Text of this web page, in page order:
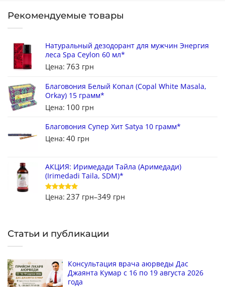
Рекомендуемые товары
Натуральный дезодорант для мужчин Энергия
леса Spa Ceylon 60 мл*
Цена: 763 грн
Благовония Белый Копал (Copal White Masala,
Orkay) 15 грамм*
Цена: 100 грн
Благовония Супер Хит Satya 10 грамм*
Цена: 40 грн
АКЦИЯ: Иримедади Тайла (Аримедади)
(Irimedadi Taila, SDM)*
Оценка5
из 5
Цена: 237 грн–349 грн
Статьи и публикации
Консультация врача аюрведы Дас
Джаянта Кумар с 16 по 19 августа 2026
года